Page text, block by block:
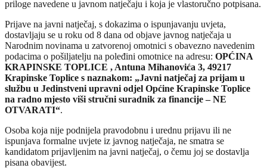
priloge navedene u javnom natječaju i koja je vlastoručno potpisana.
Prijave na javni natječaj, s dokazima o ispunjavanju uvjeta,
dostavljaju se u roku od 8 dana od objave javnog natječaja u
Narodnim novinama u zatvorenoj omotnici s obavezno navedenim
podacima o pošiljatelju na poleđini omotnice na adresu: OPĆINA
KRAPINSKE TOPLICE , Antuna Mihanovića 3, 49217
Krapinske Toplice s naznakom: „Javni natječaj za prijam u
službu u Jedinstveni upravni odjel Općine Krapinske Toplice
na radno mjesto viši stručni suradnik za financije – NE
OTVARATI“.
Osoba koja nije podnijela pravodobnu i urednu prijavu ili ne
ispunjava formalne uvjete iz javnog natječaja, ne smatra se
kandidatom prijavljenim na javni natječaj, o čemu joj se dostavlja
pisana obavijest.